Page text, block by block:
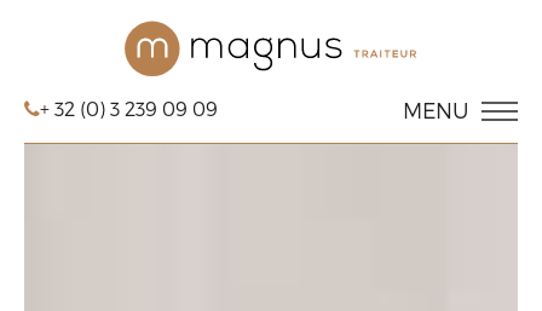
+ 32 (0) 3 239 09 09 MENU